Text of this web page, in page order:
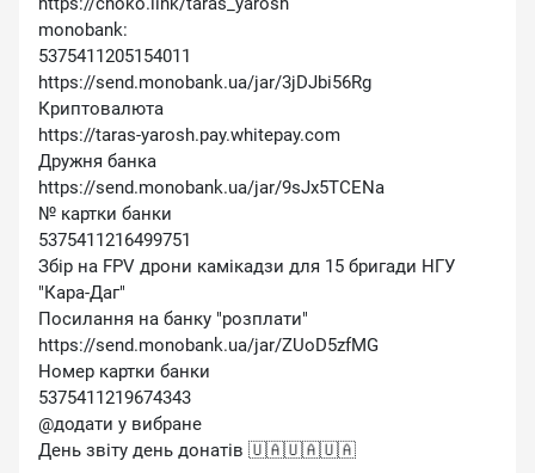
monobank:
5375411205154011
https://send.monobank.ua/jar/3jDJbi56Rg
Криптовалюта
https://taras-yarosh.pay.whitepay.com
Дружня банка
https://send.monobank.ua/jar/9sJx5TCENa
№ картки банки
5375411216499751
Збір на FPV дрони камікадзи для 15 бригади НГУ
″Кара-Даг″
Посилання на банку ″розплати″
https://send.monobank.ua/jar/ZUoD5zfMG
Номер картки банки
5375411219674343
@додати у вибране
День звіту день донатів 🇺🇦🇺🇦🇺🇦